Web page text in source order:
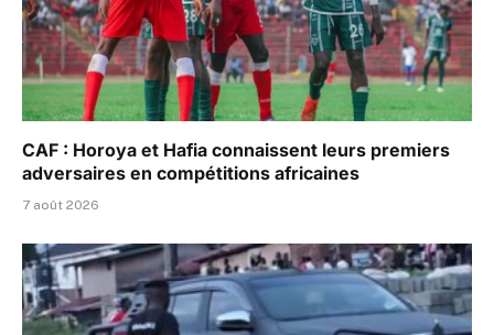
CAF : Horoya et Hafia connaissent leurs premiers
adversaires en compétitions africaines
7 août 2026